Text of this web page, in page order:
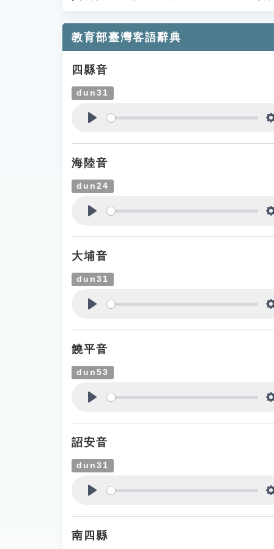
教育部臺灣客語辭典
四縣音
dun31
海陸音
dun24
大埔音
dun31
饒平音
dun53
詔安音
dun31
南四縣